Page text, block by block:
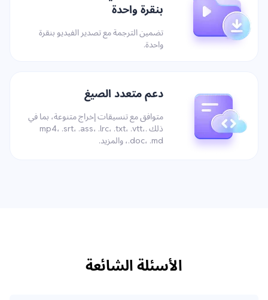
بنقرة واحدة
تضمين الترجمة مع تصدير الفيديو بنقرة
واحدة.
دعم متعدد الصيغ
متوافق مع تنسيقات إخراج متنوعة، بما في
ذلك .mp4، .srt، .ass، .lrc، .txt، .vtt،
.doc، .md، والمزيد.
الأسئلة الشائعة